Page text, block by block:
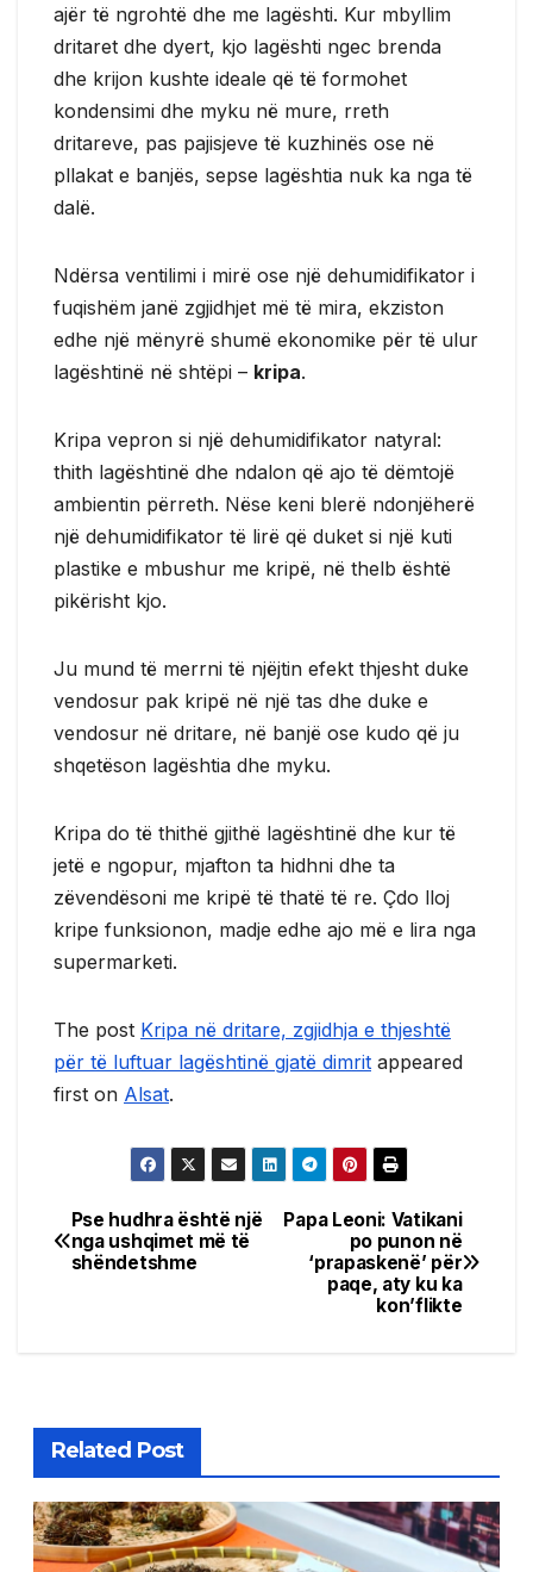
ajër të ngrohtë dhe me lagështi. Kur mbyllim
dritaret dhe dyert, kjo lagështi ngec brenda
dhe krijon kushte ideale që të formohet
kondensimi dhe myku në mure, rreth
dritareve, pas pajisjeve të kuzhinës ose në
pllakat e banjës, sepse lagështia nuk ka nga të
dalë.
Ndërsa ventilimi i mirë ose një dehumidifikator i
fuqishëm janë zgjidhjet më të mira, ekziston
edhe një mënyrë shumë ekonomike për të ulur
lagështinë në shtëpi – kripa.
Kripa vepron si një dehumidifikator natyral:
thith lagështinë dhe ndalon që ajo të dëmtojë
ambientin përreth. Nëse keni blerë ndonjëherë
një dehumidifikator të lirë që duket si një kuti
plastike e mbushur me kripë, në thelb është
pikërisht kjo.
Ju mund të merrni të njëjtin efekt thjesht duke
vendosur pak kripë në një tas dhe duke e
vendosur në dritare, në banjë ose kudo që ju
shqetëson lagështia dhe myku.
Kripa do të thithë gjithë lagështinë dhe kur të
jetë e ngopur, mjafton ta hidhni dhe ta
zëvendësoni me kripë të thatë të re. Çdo lloj
kripe funksionon, madje edhe ajo më e lira nga
supermarketi.
The post Kripa në dritare, zgjidhja e thjeshtë
për të luftuar lagështinë gjatë dimrit appeared
first on Alsat.
Post
navigation
Papa Leoni: Vatikani
po punon në
‘prapaskenë’ për
paqe, aty ku ka
kon’flikte
Pse hudhra është një
nga ushqimet më të
shëndetshme
Related Post